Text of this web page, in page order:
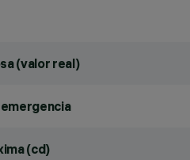
(valor real)
(cd)